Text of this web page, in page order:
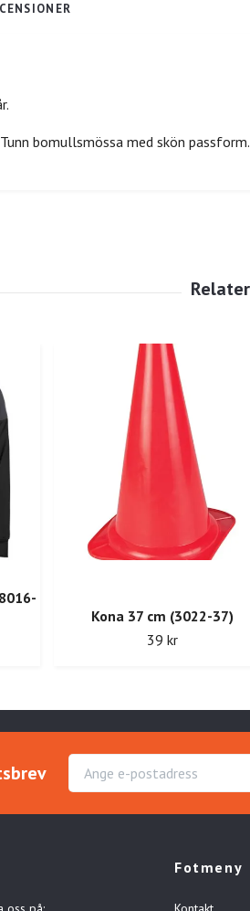
Tunn bomullsmössa med skön passform.
Kona 37 cm (3022-37)
39 kr
Fotmeny